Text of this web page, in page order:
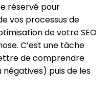
réservé pour
vos processus de
de votre SEO
C’est une tâche
de comprendre
puis de les